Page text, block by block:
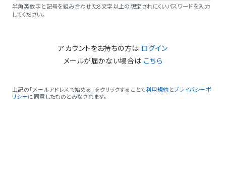
半角英数字と記号を組み合わせた8文字以上の想定されにくいパスワードを入力
してください。
アカウントをお持ちの方は ログイン
メールが届かない場合は こちら
上記の「メールアドレスで始める」をクリックすることで利用規約 とプライバシーポ
リシーに同意したものとみなされます。